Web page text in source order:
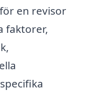
en revisor
faktorer,